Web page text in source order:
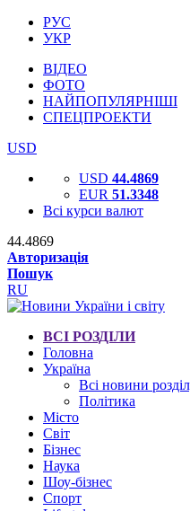
РУС
УКР
ВІДЕО
ФОТО
НАЙПОПУЛЯРНІШІ
СПЕЦПРОЕКТИ
USD
USD 44.4869
EUR 51.3348
Всі курси валют
44.4869
Авторизація
Пошук
RU
ВСІ РОЗДІЛИ
Головна
Україна
Всі новини
Політика
Місто
Світ
Бізнес
Наука
Шоу-бізнес
Спорт